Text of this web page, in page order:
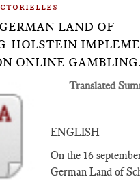
LAND OF
HOLSTEIN
ONLINE GAMBLING.
Translated
ENGLISH
On the 16
German Land of